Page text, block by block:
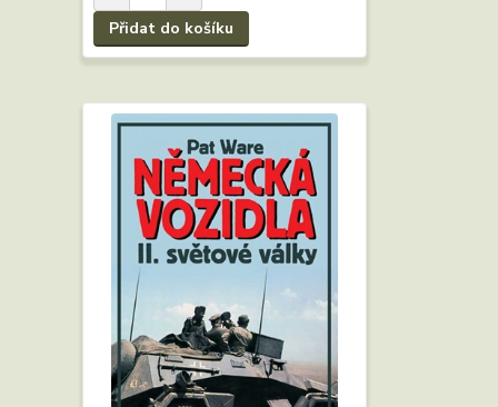
Přidat do košíku